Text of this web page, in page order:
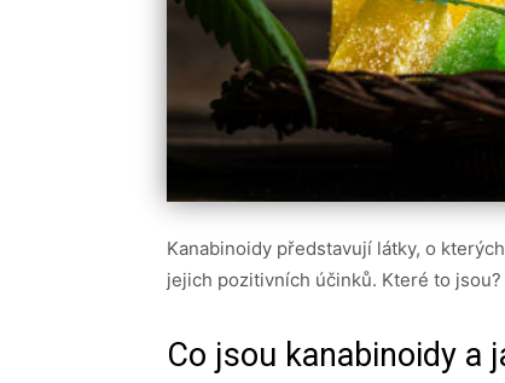
Kanabinoidy představují látky, o
jejich pozitivních účinků. Které to jsou?
Co jsou kanabinoidy a